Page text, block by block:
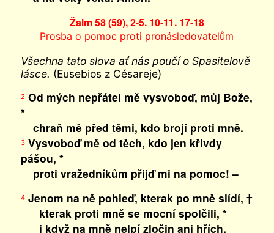
Žalm 58 (59), 2-5. 10-11. 17-18
Prosba o pomoc proti pronásledovatelům
Všechna tato slova ať nás poučí o Spasitelově
lásce. (Eusebios z Césareje)
2 Od mých nepřátel mě vysvoboď, můj Bože,
*
chraň mě před těmi, kdo brojí proti mně.
3Vysvoboď mě od těch, kdo jen křivdy
pášou, *
proti vražedníkům přijď mi na pomoc! –
4Jenom na ně pohleď, kterak po mně slídí, †
kterak proti mně se mocní spolčili, *
i když na mně nelpí zločin ani hřích.